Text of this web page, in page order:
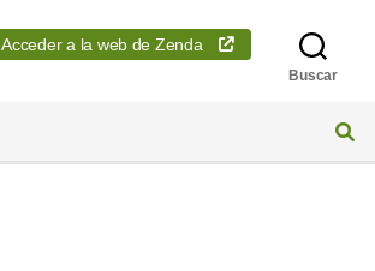
Acceder a la web de Zenda
Buscar